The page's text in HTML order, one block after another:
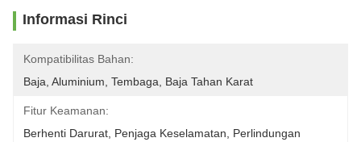
Informasi Rinci
Kompatibilitas Bahan:
Baja, Aluminium, Tembaga, Baja Tahan Karat
Fitur Keamanan:
Berhenti Darurat, Penjaga Keselamatan, Perlindungan